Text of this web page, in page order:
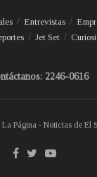
Entrevistas
Jet Set
2246-0616
Página - Noticias de El